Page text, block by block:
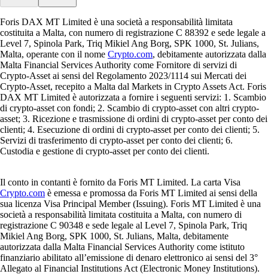
Foris DAX MT Limited è una società a responsabilità limitata
costituita a Malta, con numero di registrazione C 88392 e sede legale a
Level 7, Spinola Park, Triq Mikiel Ang Borg, SPK 1000, St. Julians,
Malta, operante con il nome Crypto.com, debitamente autorizzata dalla
Malta Financial Services Authority come Fornitore di servizi di
Crypto-Asset ai sensi del Regolamento 2023/1114 sui Mercati dei
Crypto-Asset, recepito a Malta dal Markets in Crypto Assets Act. Foris
DAX MT Limited è autorizzata a fornire i seguenti servizi: 1. Scambio
di crypto-asset con fondi; 2. Scambio di crypto-asset con altri crypto-
asset; 3. Ricezione e trasmissione di ordini di crypto-asset per conto dei
clienti; 4. Esecuzione di ordini di crypto-asset per conto dei clienti; 5.
Servizi di trasferimento di crypto-asset per conto dei clienti; 6.
Custodia e gestione di crypto-asset per conto dei clienti.
Il conto in contanti è fornito da Foris MT Limited. La carta Visa
Crypto.com è emessa e promossa da Foris MT Limited ai sensi della
sua licenza Visa Principal Member (Issuing). Foris MT Limited è una
società a responsabilità limitata costituita a Malta, con numero di
registrazione C 90348 e sede legale al Level 7, Spinola Park, Triq
Mikiel Ang Borg, SPK 1000, St. Julians, Malta, debitamente
autorizzata dalla Malta Financial Services Authority come istituto
finanziario abilitato all’emissione di denaro elettronico ai sensi del 3°
Allegato al Financial Institutions Act (Electronic Money Institutions).